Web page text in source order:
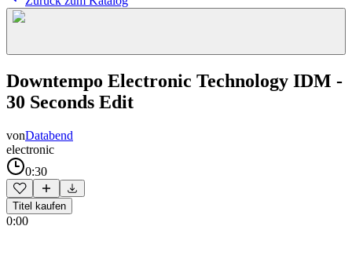
Downtempo Electronic Technology IDM -
30 Seconds Edit
vonDatabend
electronic
0:30
Titel kaufen
0:00